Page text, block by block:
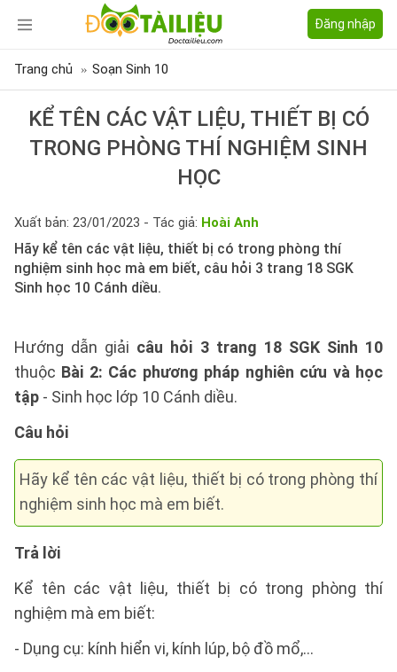
Đăng nhập
Trang chủ Soạn Sinh 10
KỂ TÊN CÁC VẬT LIỆU, THIẾT BỊ CÓ
TRONG PHÒNG THÍ NGHIỆM SINH
HỌC
Xuất bản: 23/01/2023 - Tác giả: Hoài Anh
Hãy kể tên các vật liệu, thiết bị có trong phòng thí
nghiệm sinh học mà em biết, câu hỏi 3 trang 18 SGK
Sinh học 10 Cánh diều.
Hướng dẫn giải câu hỏi 3 trang 18 SGK Sinh 10
thuộc Bài 2: Các phương pháp nghiên cứu và học
tập - Sinh học lớp 10 Cánh diều.
Câu hỏi
Hãy kể tên các vật liệu, thiết bị có trong phòng thí
nghiệm sinh học mà em biết.
Trả lời
Kể tên các vật liệu, thiết bị có trong phòng thí
nghiệm mà em biết:
- Dụng cụ: kính hiển vi, kính lúp, bộ đồ mổ,…